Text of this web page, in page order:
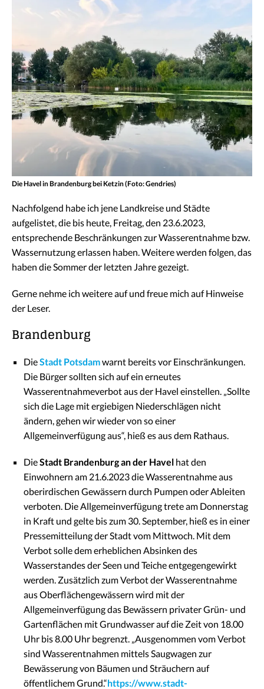
Die Havel in Brandenburg bei Ketzin (Foto: Gendries)
Nachfolgend habe ich jene Landkreise und Städte
aufgelistet, die bis heute, Freitag, den 23.6.2023,
entsprechende Beschränkungen zur Wasserentnahme bzw.
Wassernutzung erlassen haben. Weitere werden folgen, das
haben die Sommer der letzten Jahre gezeigt.
Gerne nehme ich weitere auf und freue mich auf Hinweise
der Leser.
Brandenburg
DieStadt Potsdamwarnt bereits vor Einschränkungen.
Die Bürger sollten sich auf ein erneutes
Wasserentnahmeverbot aus der Havel einstellen. „Sollte
sich die Lage mit ergiebigen Niederschlägen nicht
ändern, gehen wir wieder von so einer
Allgemeinverfügung aus“, hieß es aus dem Rathaus.
DieStadt Brandenburg an der Havel hat den
Einwohnern am 21.6.2023 die Wasserentnahme aus
oberirdischen Gewässern durch Pumpen oder Ableiten
verboten. Die Allgemeinverfügung trete am Donnerstag
in Kraft und gelte bis zum 30. September, hieß es in einer
Pressemitteilung der Stadt vom Mittwoch. Mit dem
Verbot solle dem erheblichen Absinken des
Wasserstandes der Seen und Teiche entgegengewirkt
werden. Zusätzlich zum Verbot der Wasserentnahme
aus Oberflächengewässern wird mit der
Allgemeinverfügung das Bewässern privater Grün- und
Gartenflächen mit Grundwasser auf die Zeit von 18.00
Uhr bis 8.00 Uhr begrenzt. „Ausgenommen vom Verbot
sind Wasserentnahmen mittels Saugwagen zur
Bewässerung von Bäumen und Sträuchern auf
öffentlichem Grund.“https://www.stadt-